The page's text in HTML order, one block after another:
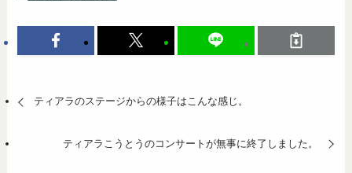
ティアラのステージからの様子はこんな感じ。
ティアラこうとうのコンサートが無事に終了しました。